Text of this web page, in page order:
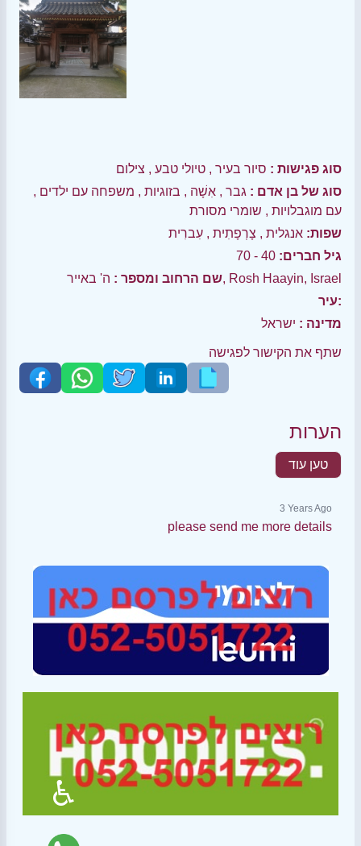
סוג פגישות : סיור בעיר , טיולי טבע , צילום
סוג של בן אדם : גבר , אִשָׁה , בזוגיות , משפחה עם ילדים ,
עם מוגבלויות , שומרי מסורת
שפות: אנגלית , צָרְפָתִית , עִברִית
גיל חברים: 40 - 70
שם הרחוב ומספר :ה' באייר, Rosh Haayin, Israel
עיר:
מדינה : ישראל
שתף את הקישור לפגישה
הערות
טען עוד
3 Years Ago
please send me more details
♿